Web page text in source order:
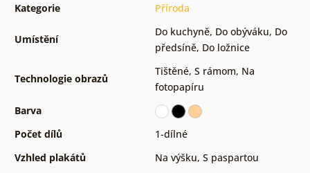
Kategorie Příroda
Umístění
Do kuchyně, Do obýváku, Do
předsíně, Do ložnice
Technologie obrazů
Tištěné, S rámom, Na
fotopapíru
Barva
Počet dílů
1-dílné
Vzhled plakátů
Na výšku, S paspartou